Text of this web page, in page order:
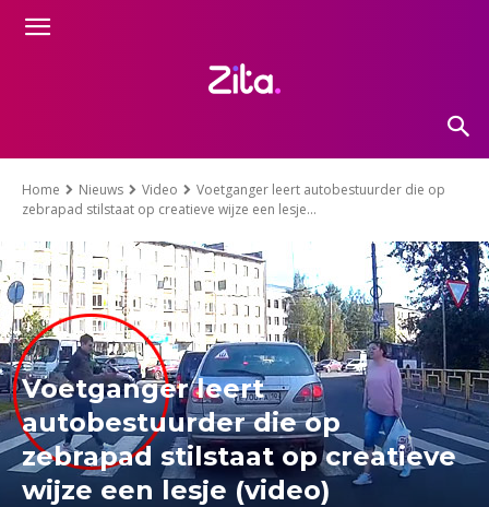
Home Nieuws Video
Voetganger leert autobestuurder die op
zebrapad stilstaat op creatieve wijze een lesje...
Voetganger leert
autobestuurder die op
zebrapad stilstaat op creatieve
wijze een lesje (video)